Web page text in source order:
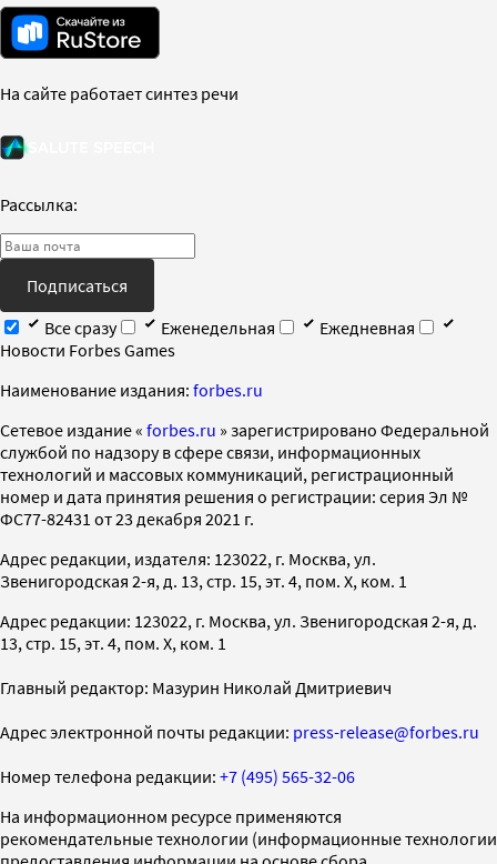
На сайте работает синтез речи
Рассылка:
Подписаться
Все сразу
Еженедельная
Ежедневная
Новости Forbes Games
Наименование издания: forbes.ru
Cетевое издание « forbes.ru » зарегистрировано Федеральной
службой по надзору в сфере связи, информационных
технологий и массовых коммуникаций, регистрационный
номер и дата принятия решения о регистрации: серия Эл №
ФС77-82431 от 23 декабря 2021 г.
Адрес редакции, издателя: 123022, г. Москва, ул.
Звенигородская 2-я, д. 13, стр. 15, эт. 4, пом. X, ком. 1
Адрес редакции: 123022, г. Москва, ул. Звенигородская 2-я, д.
13, стр. 15, эт. 4, пом. X, ком. 1
Главный редактор: Мазурин Николай Дмитриевич
Адрес электронной почты редакции: press-release@forbes.ru
Номер телефона редакции: +7 (495) 565-32-06
На информационном ресурсе применяются
рекомендательные технологии (информационные технологии